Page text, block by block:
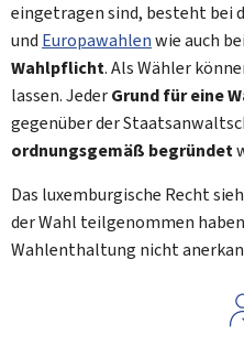
eingetragen sind, besteht bei
und Europawahlenwie auch
Wahlpflicht. Als Wähler
lassen. JederGrund für eine
gegenüber der
ordnungsgemäß begründet
Das luxemburgische Recht
der Wahl teilgenommen
Wahlenthaltung nicht